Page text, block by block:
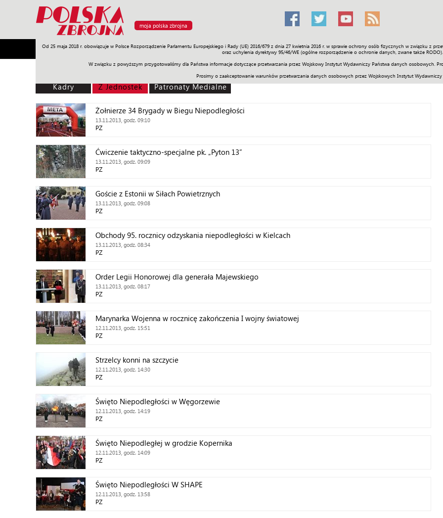
moja polska zbrojna
Od 25 maja 2018 r. obowiązuje w Polsce Rozporządzenie Parlamentu Europejskiego i Rady (UE) 2016/679 z dnia 27 kwietnia 2016 r. w sprawie ochrony osób fizycznych w związku z
oraz uchylenia dyrektywy 95/46/WE (ogólne rozporządzenie o ochronie danych, zwane także RODO).
W związku z powyższym przygotowaliśmy dla Państwa informacje dotyczące przetwarzania przez Wojskowy Instytut Wydawniczy Państwa danych osobowych.
Prosimy o zaakceptowanie warunków przetwarzania danych osobowych przez Wojskowych Instytut Wydawniczy
Armia Poligon Sprzęt Misje Polityka Prawo Świat Społeczność Sport Historia Galerie Wideo
Kadry Z Jednostek Patronaty Medialne
Żołnierze 34 Brygady w Biegu Niepodległości
13.11.2013, godz. 09:10
PZ
Ćwiczenie taktyczno-specjalne pk. „Pyton 13”
13.11.2013, godz. 09:09
PZ
Goście z Estonii w Siłach Powietrznych
13.11.2013, godz. 09:08
PZ
Obchody 95. rocznicy odzyskania niepodległości w Kielcach
13.11.2013, godz. 08:34
PZ
Order Legii Honorowej dla generała Majewskiego
13.11.2013, godz. 08:17
PZ
Marynarka Wojenna w rocznicę zakończenia I wojny światowej
12.11.2013, godz. 15:51
PZ
Strzelcy konni na szczycie
12.11.2013, godz. 14:30
PZ
Święto Niepodległości w Węgorzewie
12.11.2013, godz. 14:19
PZ
Święto Niepodległej w grodzie Kopernika
12.11.2013, godz. 14:09
PZ
Święto Niepodległości W SHAPE
12.11.2013, godz. 13:58
PZ